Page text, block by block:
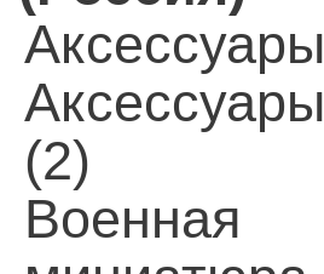
Аксессуары
Аксессуары
(2)
Военная